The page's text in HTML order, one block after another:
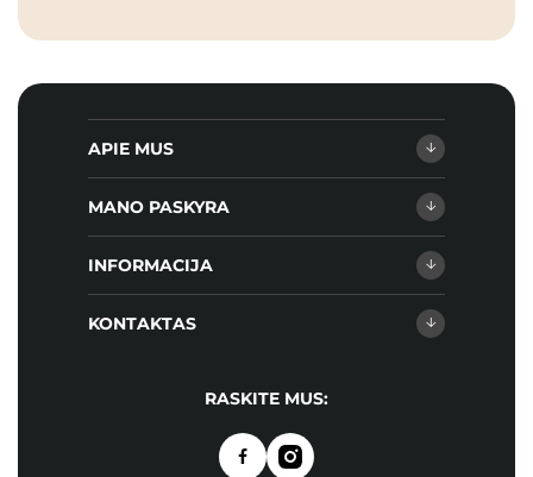
APIE MUS
MANO PASKYRA
INFORMACIJA
KONTAKTAS
RASKITE MUS: